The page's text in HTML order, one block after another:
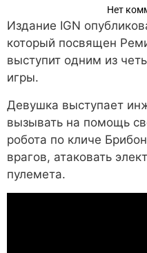
Нет
Издание IGN
который посвящен
выступит одним из
игры.
Девушка выступает
вызывать на помощь
робота по кличе
врагов, атаковать
пулемета.